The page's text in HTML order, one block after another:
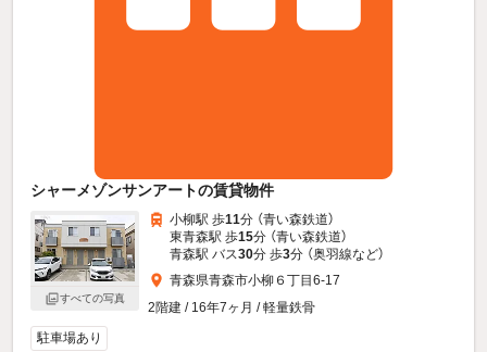
シャーメゾンサンアートの賃貸物件
すべての写真
小柳駅 歩11分 （青い森鉄道）
東青森駅 歩15分 （青い森鉄道）
青森駅 バス30分 歩3分 （奥羽線など）
青森県青森市小柳６丁目6-17
2階建 / 16年7ヶ月 / 軽量鉄骨
駐車場あり